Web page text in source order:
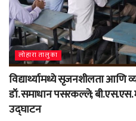
लोहारा तालुका
विद्यार्थ्यामध्ये सृजनशीलता आणि
डॉ. समाधान पसरकल्ले;
उद्घाटन